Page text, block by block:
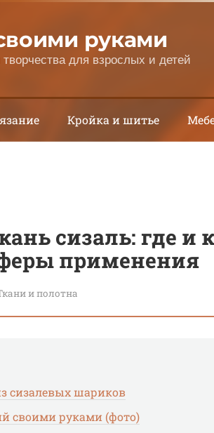
руками
для взрослых и детей
Кройка и шитье
сизаль: где и
применения
и полотна
сизалевых шариков
своими руками (фото)